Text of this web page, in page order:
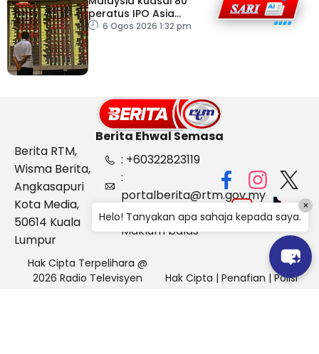
peratus IPO Asia
Tenggara, kumpul AS$1.4
6 Ogos 2026 1:32 pm
Berita Ehwal Semasa
Berita RTM,
Wisma Berita,
Angkasapuri
Kota Media,
50614 Kuala
Lumpur
: +60322823119
:
portalberita@rtm.gov.my
: Aduan &
Maklum balas
Hak Cipta Terpelihara @
2026 Radio Televisyen
Hak Cipta | Penafian | Polisi
Helo! Tanyakan apa sahaja kepada saya.
×